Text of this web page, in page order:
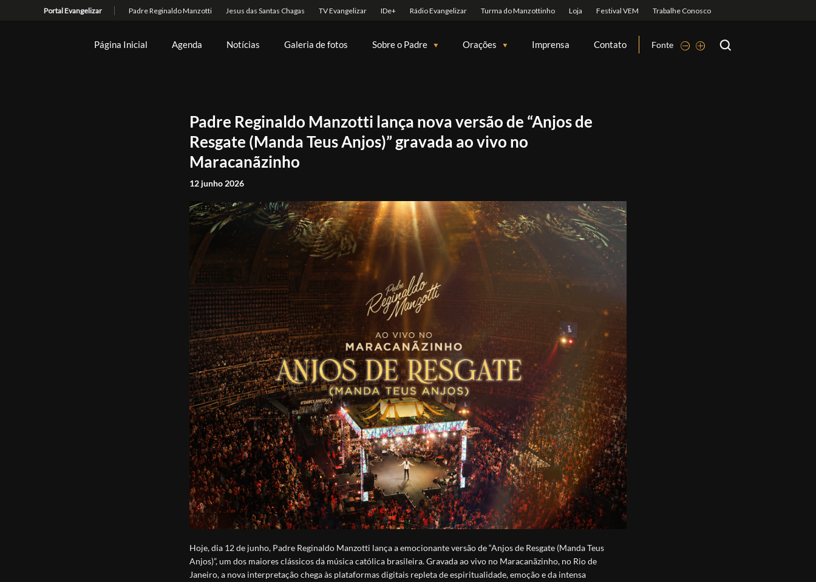
Página Inicial Agenda Notícias Galeria de fotos Sobre o Padre Orações Imprensa Contato Fonte
Padre Reginaldo Manzotti lança nova versão de “Anjos de
Resgate (Manda Teus Anjos)” gravada ao vivo no
Maracanãzinho
12 junho 2026
Hoje, dia 12 de junho, Padre Reginaldo Manzotti lança a emocionante versão de “Anjos de Resgate (Manda Teus
Anjos)”, um dos maiores clássicos da música católica brasileira. Gravada ao vivo no Maracanãzinho, no Rio de
Janeiro, a nova interpretação chega às plataformas digitais repleta de espiritualidade, emoção e da intensa